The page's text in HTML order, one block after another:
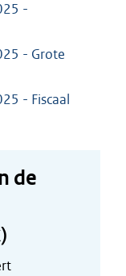
-
- Grote
- Fiscaal
de